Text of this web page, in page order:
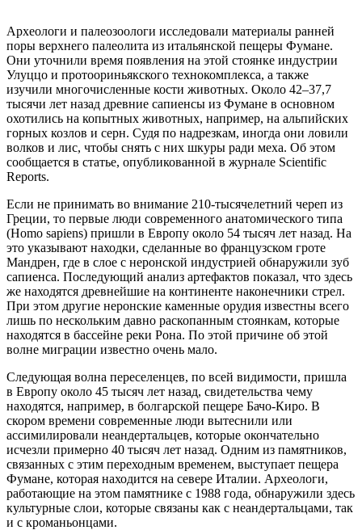
Археологи и палеозоологи исследовали материалы ранней
поры верхнего палеолита из итальянской пещеры Фумане.
Они уточнили время появления на этой стоянке индустрии
Улуццо и протоориньякского технокомплекса, а также
изучили многочисленные кости животных. Около 42–37,7
тысячи лет назад древние сапиенсы из Фумане в основном
охотились на копытных животных, например, на альпийских
горных козлов и серн. Судя по надрезкам, иногда они ловили
волков и лис, чтобы снять с них шкуры ради меха. Об этом
сообщается в статье, опубликованной в журнале Scientific
Reports.
Если не принимать во внимание 210-тысячелетний череп из
Греции, то первые люди современного анатомического типа
(Homo sapiens) пришли в Европу около 54 тысяч лет назад. На
это указывают находки, сделанные во французском гроте
Мандрен, где в слое с неронской индустрией обнаружили зуб
сапиенса. Последующий анализ артефактов показал, что здесь
же находятся древнейшие на континенте наконечники стрел.
При этом другие неронские каменные орудия известны всего
лишь по нескольким давно раскопанным стоянкам, которые
находятся в бассейне реки Рона. По этой причине об этой
волне миграции известно очень мало.
Следующая волна переселенцев, по всей видимости, пришла
в Европу около 45 тысяч лет назад, свидетельства чему
находятся, например, в болгарской пещере Бачо-Киро. В
скором времени современные люди вытеснили или
ассимилировали неандертальцев, которые окончательно
исчезли примерно 40 тысяч лет назад. Одним из памятников,
связанных с этим переходным временем, выступает пещера
Фумане, которая находится на севере Италии. Археологи,
работающие на этом памятнике с 1988 года, обнаружили здесь
культурные слои, которые связаны как с неандертальцами, так
и с кроманьонцами.